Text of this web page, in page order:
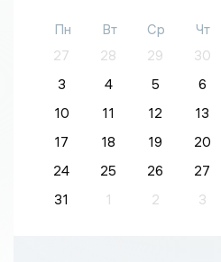
Пн Вт Ср Чт
27
28 29 30
3
4 5 6
10
11 12 13
17
18 19 20
24
25 26 27
31
1 2 3